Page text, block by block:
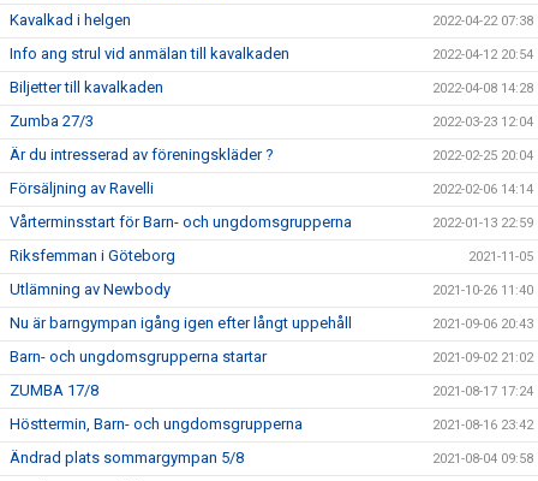
Kavalkad i helgen 2022-04-22 07:38
Info ang strul vid anmälan till kavalkaden 2022-04-12 20:54
Biljetter till kavalkaden 2022-04-08 14:28
Zumba 27/3 2022-03-23 12:04
Är du intresserad av föreningskläder ? 2022-02-25 20:04
Försäljning av Ravelli 2022-02-06 14:14
Vårterminsstart för Barn- och ungdomsgrupperna 2022-01-13 22:59
Riksfemman i Göteborg 2021-11-05
Utlämning av Newbody 2021-10-26 11:40
Nu är barngympan igång igen efter långt uppehåll 2021-09-06 20:43
Barn- och ungdomsgrupperna startar 2021-09-02 21:02
ZUMBA 17/8 2021-08-17 17:24
Hösttermin, Barn- och ungdomsgrupperna 2021-08-16 23:42
Ändrad plats sommargympan 5/8 2021-08-04 09:58